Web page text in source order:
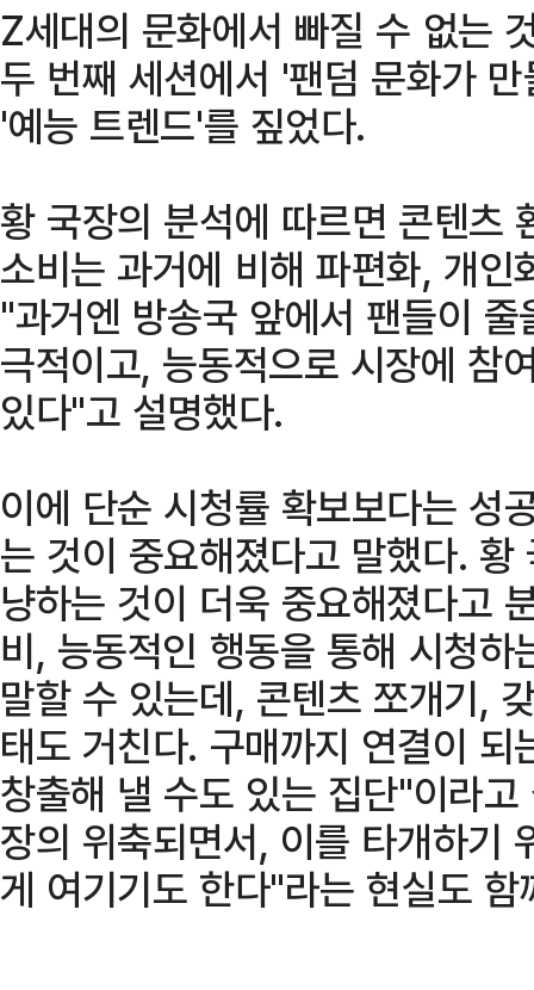
Z세대의 문화에서 빠질 수 없는
두 번째 세션에서 '팬덤 문화가
'예능 트렌드'를 짚었다.
황 국장의 분석에 따르면 콘텐츠
소비는 과거에 비해 파편화, 개
"과거엔 방송국 앞에서 팬들이
극적이고, 능동적으로 시장에 참
있다"고 설명했다.
이에 단순 시청률 확보보다는 성
는 것이 중요해졌다고 말했다.
냥하는 것이 더욱 중요해졌다고
비, 능동적인 행동을 통해 시청
말할 수 있는데, 콘텐츠 쪼개기,
태도 거친다. 구매까지 연결이
창출해 낼 수도 있는 집단"이라
장의 위축되면서, 이를 타개하기
게 여기기도 한다"라는 현실도 함